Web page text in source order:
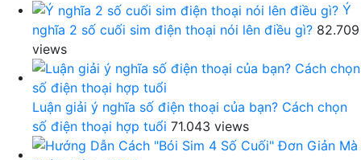
Ý
nghĩa 2 số cuối sim điện thoại nói lên điều gì? 82.709
views
Luận giải ý nghĩa số điện thoại của bạn? Cách chọn
số điện thoại hợp tuổi 71.043 views